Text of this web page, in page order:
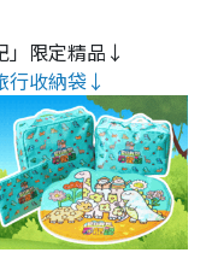
」限定精品↓
行收納袋↓